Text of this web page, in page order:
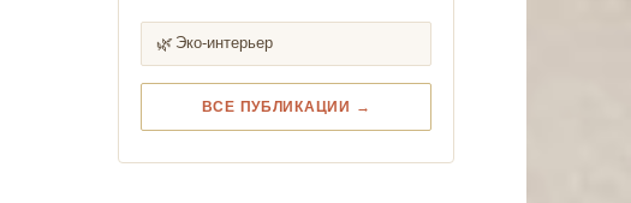
🌿 Эко-интерьер
ВСЕ ПУБЛИКАЦИИ →